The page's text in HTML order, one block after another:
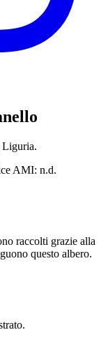
Liguria.
AMI: n.d.
raccolti grazie alla
questo albero.